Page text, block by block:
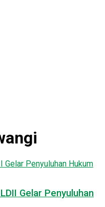
Gelar Penyuluhan